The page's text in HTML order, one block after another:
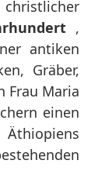
christlicher
,
antiken
Gräber,
Frau Maria
einen